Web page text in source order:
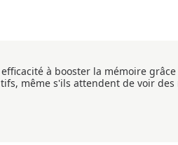
à booster la mémoire
même s'ils attendent de voir